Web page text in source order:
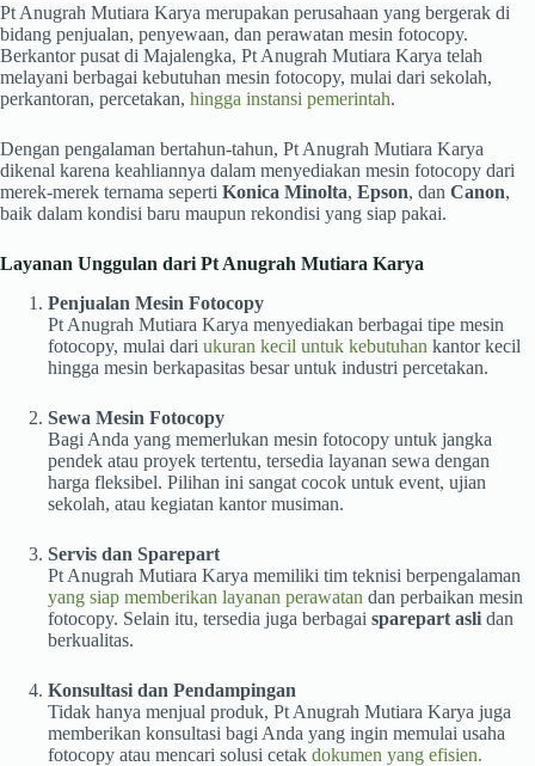
Pt Anugrah Mutiara Karya merupakan perusahaan yang bergerak di
bidang penjualan, penyewaan, dan perawatan mesin fotocopy.
Berkantor pusat di Majalengka, Pt Anugrah Mutiara Karya telah
melayani berbagai kebutuhan mesin fotocopy, mulai dari sekolah,
perkantoran, percetakan, hingga instansi pemerintah.
Dengan pengalaman bertahun-tahun, Pt Anugrah Mutiara Karya
dikenal karena keahliannya dalam menyediakan mesin fotocopy dari
merek-merek ternama seperti Konica Minolta, Epson, dan Canon,
baik dalam kondisi baru maupun rekondisi yang siap pakai.
Layanan Unggulan dari Pt Anugrah Mutiara Karya
Penjualan Mesin Fotocopy
Pt Anugrah Mutiara Karya menyediakan berbagai tipe mesin
fotocopy, mulai dari ukuran kecil untuk kebutuhan kantor kecil
hingga mesin berkapasitas besar untuk industri percetakan.
Sewa Mesin Fotocopy
Bagi Anda yang memerlukan mesin fotocopy untuk jangka
pendek atau proyek tertentu, tersedia layanan sewa dengan
harga fleksibel. Pilihan ini sangat cocok untuk event, ujian
sekolah, atau kegiatan kantor musiman.
Servis dan Sparepart
Pt Anugrah Mutiara Karya memiliki tim teknisi berpengalaman
yang siap memberikan layanan perawatan dan perbaikan mesin
fotocopy. Selain itu, tersedia juga berbagai sparepart asli dan
berkualitas.
Konsultasi dan Pendampingan
Tidak hanya menjual produk, Pt Anugrah Mutiara Karya juga
memberikan konsultasi bagi Anda yang ingin memulai usaha
fotocopy atau mencari solusi cetak dokumen yang efisien.